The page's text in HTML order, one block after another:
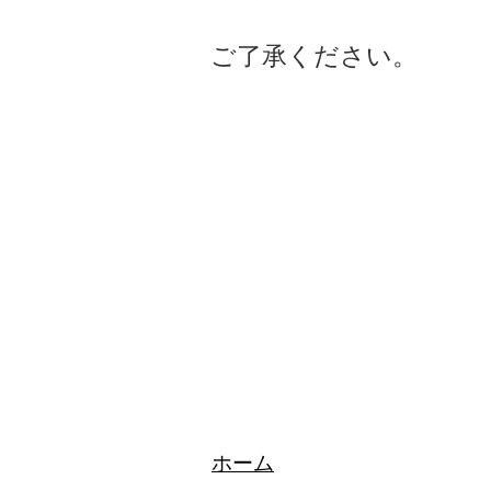
ご了承ください。
​ホーム